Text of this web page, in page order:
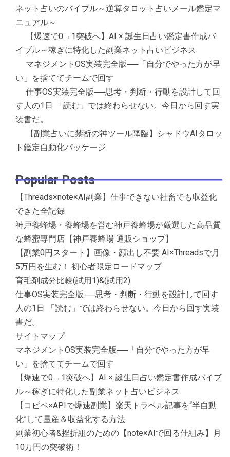
ネット占いのバイブル～逆算タロット占いメール鑑定マ
ニュアル～
【爆速で0→1突破へ】AI × 誕生日占い鑑定書作成バ
イブル～稼ぎに特化した副業ネット占いビジネス
マネジメントOS実装完全版──「自分でやった方が早
い」を捨ててチームで回す
仕事OS実装完全版──思考・判断・行動を設計して回
す人の1日 「読む」では終わらせない。今日から回す実
装書だ。
【副業占いに禁断の神ツール降臨】シャドウAIタロッ
ト鑑定自動化パッケージ
Popular Posts
【Threads×note×AI副業】仕事できない社畜でも収益化
できた全記録
神戸養蜂場・養蜂場を営む神戸養蜂場が厳選した高品質
な蜂蜜専門店【神戸養蜂場 通販ショップ】
【副業0円スタート】画像・顔出し不要 AI×Threadsで月
5万円を生む！ 初心者限定ロードマップ
育毛剤成分比較(試用1)&(試用2)
仕事OS実装完全版──思考・判断・行動を設計して回す
人の1日 「読む」では終わらせない。今日から回す実装
書だ。
サイトマップ
マネジメントOS実装完全版──「自分でやった方が早
い」を捨ててチームで回す
【爆速で0→1突破へ】AI × 誕生日占い鑑定書作成バイブ
ル～稼ぎに特化した副業ネット占いビジネス
【コピペ×APIで爆速副業】楽天トラベル記事を“半自動
化”して量産＆収益化する方法
副業初心者&挫折組のための【note×AIで回る仕組み】月
10万円の突破術！